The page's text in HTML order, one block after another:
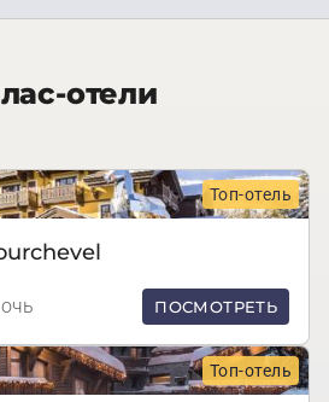
отели
Топ-отель
ПОСМОТРЕТЬ
Топ-отель